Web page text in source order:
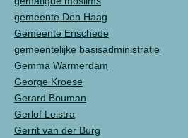
gemeente Den Haag
Gemeente Enschede
gemeentelijke basisadministratie
Gemma Warmerdam
George Kroese
Gerard Bouman
Gerlof Leistra
Gerrit van der Burg